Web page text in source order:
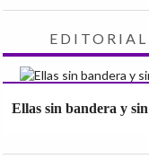
Ellas sin bandera y